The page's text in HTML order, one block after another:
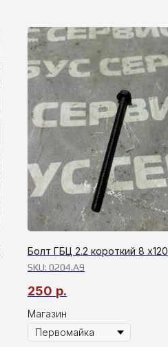
Болт ГБЦ 2.2 короткий 8 х120
SKU: 0204.A9
250 р.
Магазин